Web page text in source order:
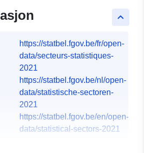
keyboard_arrow_up
https://statbel.fgov.be/fr/open-
data/secteurs-statistiques-
2021
https://statbel.fgov.be/nl/open-
data/statistische-sectoren-
2021
https://statbel.fgov.be/en/open-
data/statistical-sectors-2021